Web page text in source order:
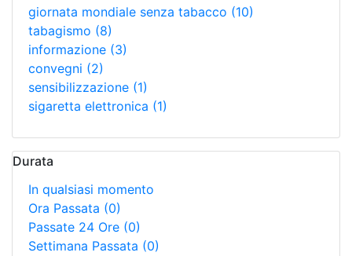
giornata mondiale senza tabacco (10)
tabagismo (8)
informazione (3)
convegni (2)
sensibilizzazione (1)
sigaretta elettronica (1)
Durata
In qualsiasi momento
Ora Passata (0)
Passate 24 Ore (0)
Settimana Passata (0)